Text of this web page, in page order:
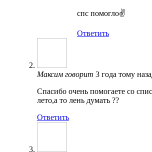
спс помогло✌️
Ответить
Максим говорит 3 года тому
Спасибо очень помогаете со
лето,а то лень думать ??
Ответить